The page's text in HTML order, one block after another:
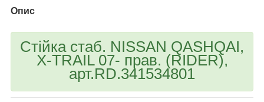
Опис
Стійка стаб. NISSAN QASHQAI,
X-TRAIL 07- прав. (RIDER),
арт.RD.341534801